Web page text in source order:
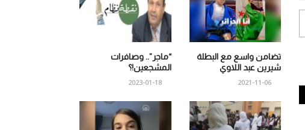
“ماجر”.. وصافرات
المشجعين!؟
2023-01-18
تضامن واسع مع البطلة
شيرين عبد اللاوي
2021-11-06